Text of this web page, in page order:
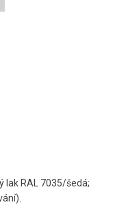
lak RAL 7035/šedá;